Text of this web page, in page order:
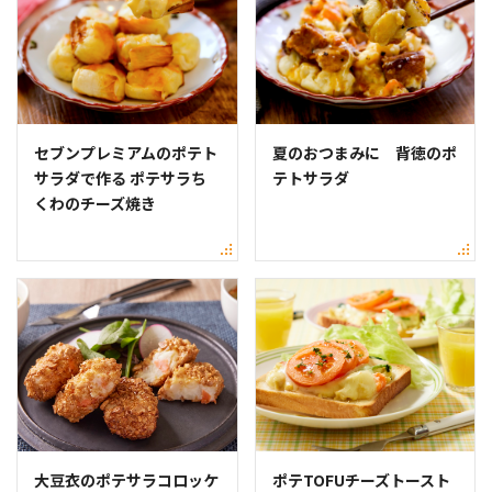
セブンプレミアムのポテト
サラダで作る ポテサラち
くわのチーズ焼き
夏のおつまみに 背徳のポ
テトサラダ
大豆衣のポテサラコロッケ ポテTOFUチーズトースト